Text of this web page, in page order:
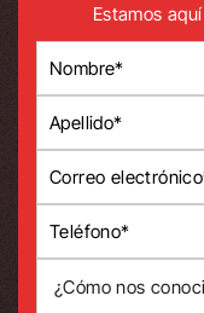
Estamos